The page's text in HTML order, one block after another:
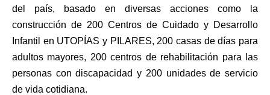
del país, basado en diversas acciones como la
construcción de 200 Centros de Cuidado y Desarrollo
Infantil en UTOPÍAS y PILARES, 200 casas de días para
adultos mayores, 200 centros de rehabilitación para las
personas con discapacidad y 200 unidades de servicio
de vida cotidiana.